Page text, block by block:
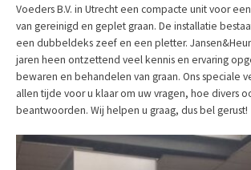
Voeders B.V. in Utrecht een compacte unit voor
van gereinigd en geplet graan. De installatie
een dubbeldeks zeef en een pletter.
jaren heen ontzettend veel kennis en ervaring
bewaren en behandelen van graan. Ons speciale
allen tijde voor u klaar om uw vragen, hoe divers
beantwoorden. Wij helpen u graag, dus bel gerust!